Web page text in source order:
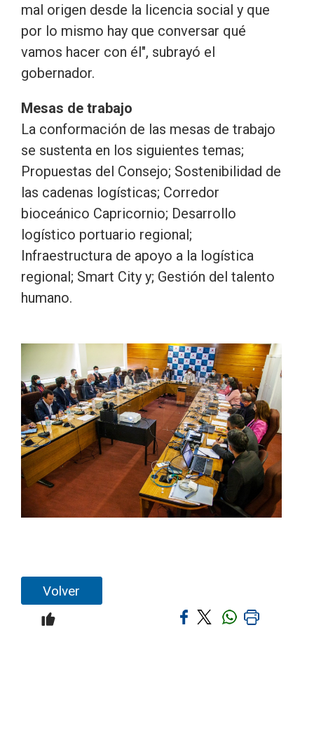
mal origen desde la licencia social y que
por lo mismo hay que conversar qué
vamos hacer con él", subrayó el
gobernador.
Mesas de trabajo
La conformación de las mesas de trabajo
se sustenta en los siguientes temas;
Propuestas del Consejo; Sostenibilidad de
las cadenas logísticas; Corredor
bioceánico Capricornio; Desarrollo
logístico portuario regional;
Infraestructura de apoyo a la logística
regional; Smart City y; Gestión del talento
humano.
Volver